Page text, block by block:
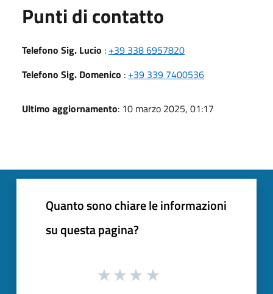
Punti di contatto
Telefono Sig. Lucio : +39 338 6957820
Telefono Sig. Domenico : +39 339 7400536
Ultimo aggiornamento: 10 marzo 2025, 01:17
Quanto sono chiare le informazioni
su questa pagina?